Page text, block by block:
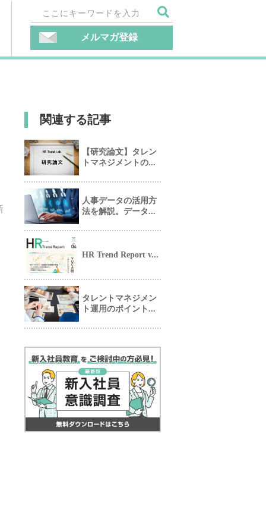
メルマガ登録
関連する記事
【研究論文】タレン
トマネジメントの...
人事データの活用方
法を解説。データ...
HR Trend Report v...
タレントマネジメン
ト運用のポイント...